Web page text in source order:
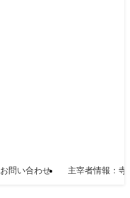
お問い合わせ 主宰者情報：寺